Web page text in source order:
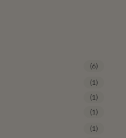
(6)
(1)
(1)
(1)
(1)